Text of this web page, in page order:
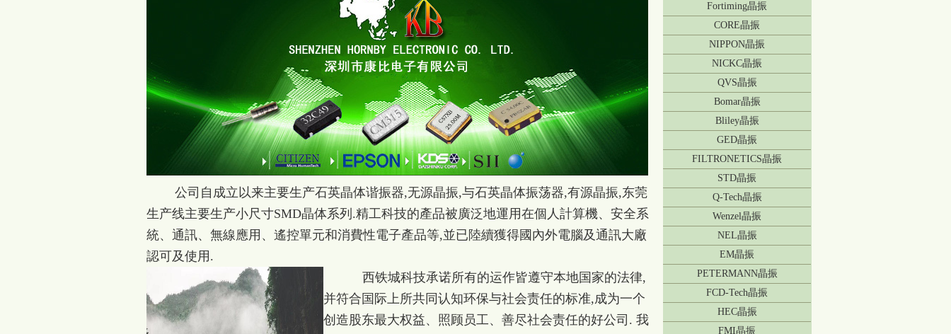
Fortiming晶振
CORE晶振
NIPPON晶振
NICKC晶振
QVS晶振
Bomar晶振
Bliley晶振
GED晶振
FILTRONETICS晶振
STD晶振
Q-Tech晶振
Wenzel晶振
NEL晶振
EM晶振
PETERMANN晶振
FCD-Tech晶振
HEC晶振
FMI晶振
公司自成立以来主要生产石英晶体谐振器,无源晶振,与石英晶体振荡器,有源晶振,东莞
生产线主要生产小尺寸SMD晶体系列.精工科技的產品被廣泛地運用在個人計算機、安全系
統、通訊、無線應用、遙控單元和消費性電子產品等,並已陸續獲得國內外電腦及通訊大廠
認可及使用.
西铁城科技承诺所有的运作皆遵守本地国家的法律,
并符合国际上所共同认知环保与社会责任的标准,成为一个
创造股东最大权益、照顾员工、善尽社会责任的好公司. 我